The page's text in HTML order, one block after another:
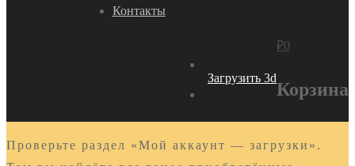
Контакты
Загрузить 3d
₽0
Корзина
Проверьте раздел «Мой аккаунт — загрузки».